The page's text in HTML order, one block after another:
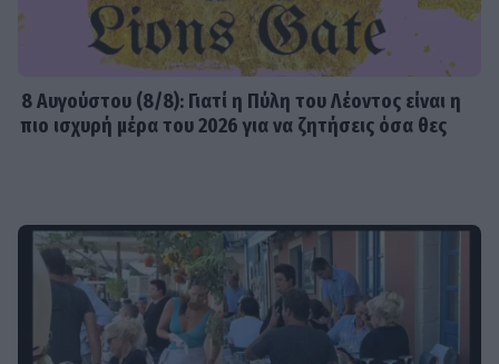
8 Aυγούστου (8/8): Γιατί η Πύλη του Λέοντος είναι η
πιο ισχυρή μέρα του 2026 για να ζητήσεις όσα θες